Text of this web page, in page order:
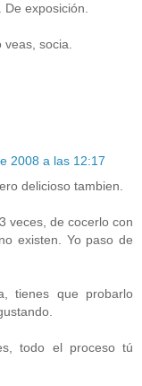
De exposición.
veas, socia.
2008 a las 12:17
delicioso tambien.
veces, de cocerlo con
existen. Yo paso de
tienes que probarlo
todo el proceso tú